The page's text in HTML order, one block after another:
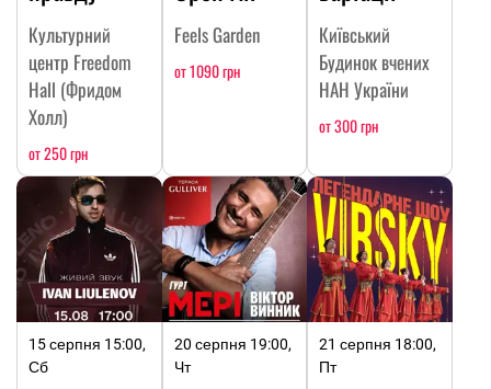
Культурний
центр Freedom
Hall (Фридом
Холл)
от 250 грн
Feels Garden
от 1090 грн
Київський
Будинок вчених
НАН України
от 300 грн
15 серпня 15:00,
Сб
20 серпня 19:00,
Чт
21 серпня 18:00,
Пт